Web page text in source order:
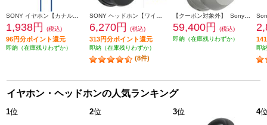
1,938円 (税込)
96円分ポイント還元
即納（在庫残りわずか）
6,270円 (税込)
313円分ポイント還元
即納（在庫残りわずか）
(8件)
59,400円
(税込)
即納（在庫残りわずか）
即
イヤホン・ヘッドホンの人気ランキング
1位 2位 3位 4